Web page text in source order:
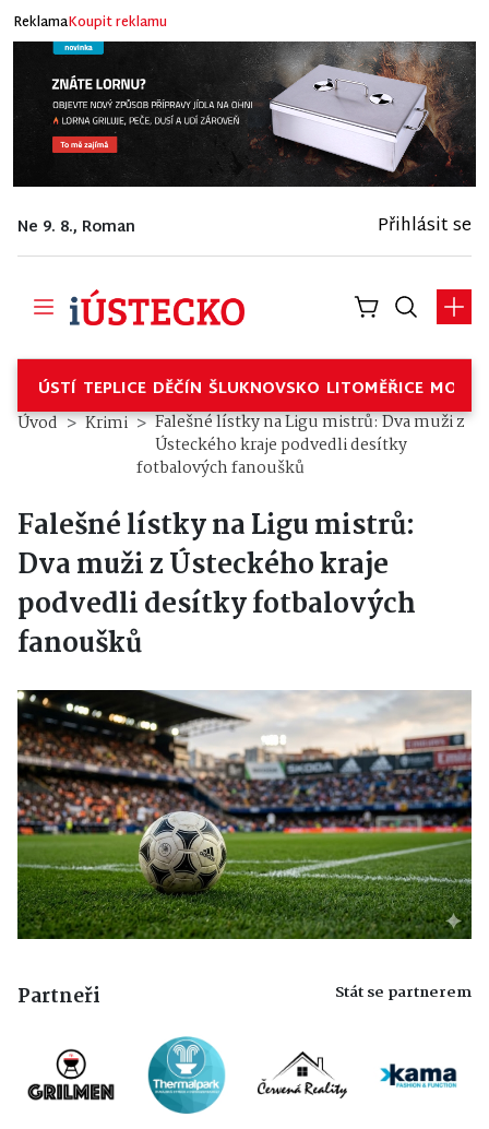
ReklamaKoupit reklamu
Ne 9. 8., Roman Přihlásit se
ÚSTÍ TEPLICE DĚČÍN ŠLUKNOVSKO LITOMĚŘICE
Úvod Krimi
Falešné lístky na Ligu mistrů: Dva muži z
Ústeckého kraje podvedli desítky
fotbalových fanoušků
Falešné lístky na Ligu mistrů:
Dva muži z Ústeckého kraje
podvedli desítky fotbalových
fanoušků
Partneři Stát se partnerem